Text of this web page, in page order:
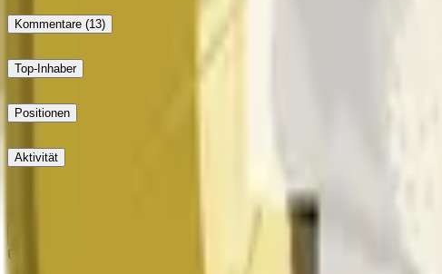
Kommentare (13)
Top-Inhaber
Positionen
Aktivität